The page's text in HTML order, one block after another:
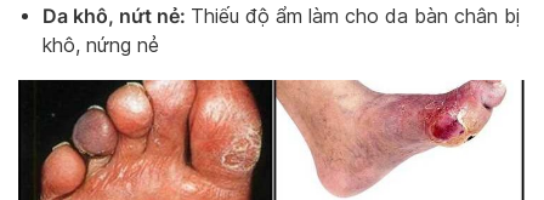
Da khô, nứt nẻ: Thiếu độ ẩm làm cho da bàn chân bị
khô, nứng nẻ